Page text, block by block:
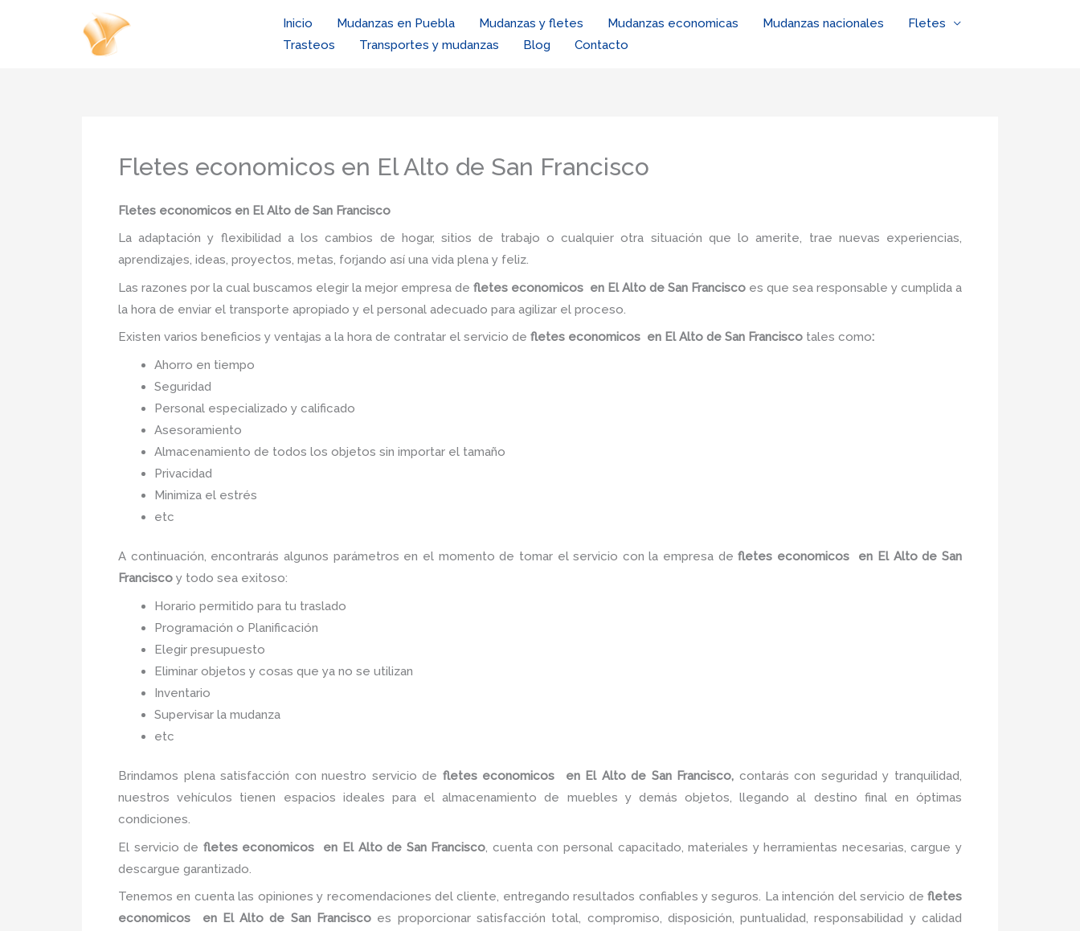
Inicio Mudanzas en Puebla Mudanzas y fletes Mudanzas economicas Mudanzas nacionales
Fletes
Trasteos
Transportes y mudanzas Blog Contacto
Fletes economicos en El Alto de San Francisco
Fletes economicos en El Alto de San Francisco
La adaptación y flexibilidad a los cambios de hogar, sitios de trabajo o cualquier otra situación que lo amerite, trae nuevas experiencias,
aprendizajes, ideas, proyectos, metas, forjando así una vida plena y feliz.
Las razones por la cual buscamos elegir la mejor empresa de fletes economicos en El Alto de San Francisco es que sea responsable y cumplida a
la hora de enviar el transporte apropiado y el personal adecuado para agilizar el proceso.
Existen varios beneficios y ventajas a la hora de contratar el servicio de fletes economicos en El Alto de San Francisco tales como:
Ahorro en tiempo
Seguridad
Personal especializado y calificado
Asesoramiento
Almacenamiento de todos los objetos sin importar el tamaño
Privacidad
Minimiza el estrés
etc
A continuación, encontrarás algunos parámetros en el momento de tomar el servicio con la empresa defletes economicos
en El Alto de San
Francisco y todo sea exitoso:
Horario permitido para tu traslado
Programación o Planificación
Elegir presupuesto
Eliminar objetos y cosas que ya no se utilizan
Inventario
Supervisar la mudanza
etc
Brindamos plena satisfacción con nuestro servicio de fletes economicos en El Alto de San Francisco, contarás con seguridad y tranquilidad,
nuestros vehículos tienen espacios ideales para el almacenamiento de muebles y demás objetos, llegando al destino final en óptimas
condiciones.
El servicio de fletes economicos en El Alto de San Francisco , cuenta con personal capacitado, materiales y herramientas necesarias, cargue y
descargue garantizado.
Tenemos en cuenta las opiniones y recomendaciones del cliente, entregando resultados confiables y seguros. La intención del servicio de fletes
economicos
en El Alto de San Francisco es proporcionar satisfacción total, compromiso, disposición, puntualidad, responsabilidad y calidad